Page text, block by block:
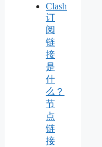
Clash
订
阅
链
接
是
什
么？
节
点
链
接